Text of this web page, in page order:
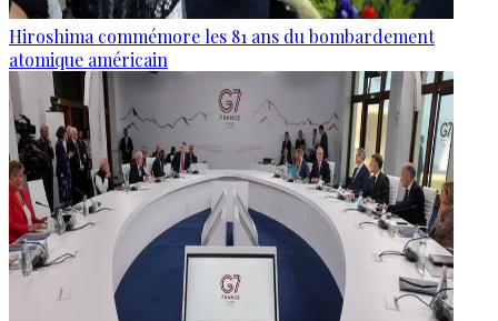
Hiroshima commémore les 81 ans du bombardement
atomique américain